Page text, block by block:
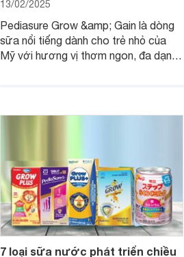
13/02/2025
Pediasure Grow &amp; Gain là dòng
sữa nổi tiếng dành cho trẻ nhỏ của
Mỹ với hương vị thơm ngon, đa dạng
Pediasure Grow &amp; Gain hiện nay
7 loại sữa nước phát triển chiều